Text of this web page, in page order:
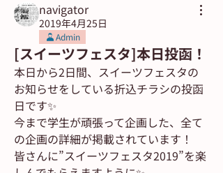
navigator
2019年4月25日
Admin
[スイーツフェスタ]本日投函！
本日から2日間、スイーツフェスタの
お知らせをしている折込チラシの投函
日です✨
今まで学生が頑張って企画した、全て
の企画の詳細が掲載されています！
皆さんに”スイーツフェスタ2019”を楽